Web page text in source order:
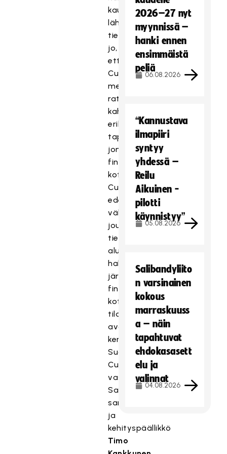
kaudelle
lähdettäessä
tiedettiin
jo,
että
Cupin
mestaruudet
ratkaistaan
kahtena
erillisenä
tapahtumana
jommankumman
finaalijoukkueen
kotikentällä.
Cupin
edetessä
välierävaiheeseen
joukkueilta
tiedusteltiin
alustavasti
halukkuutta
järjestää
finaali
kotikentällään
tilaisuuden
avautuessa,
kertoo
Suomen
Cupista
vastaava
Salibandyliiton
sarja-
ja
kehityspäällikkö
Timo
2026–27 nyt
myynnissä –
hanki ennen
ensimmäistä
peliä
06.08.2026
“Kannustava
ilmapiiri
syntyy
yhdessä –
Reilu
Aikuinen -
pilotti
käynnistyy”
05.08.2026
Salibandyliito
n varsinainen
kokous
marraskuuss
a – näin
tapahtuvat
ehdokasasett
elu ja
valinnat
04.08.2026